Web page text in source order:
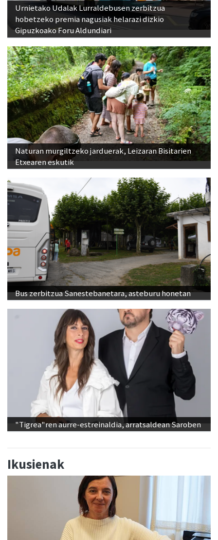
Urnietako Udalak Lurraldebusen zerbitzua
hobetzeko premia nagusiak helarazi dizkio
Gipuzkoako Foru Aldundiari
Naturan murgiltzeko jarduerak, Leizaran Bisitarien
Etxearen eskutik
Bus zerbitzua Sanestebanetara, asteburu honetan
"Tigrea"ren aurre-estreinaldia, arratsaldean Saroben
Ikusienak